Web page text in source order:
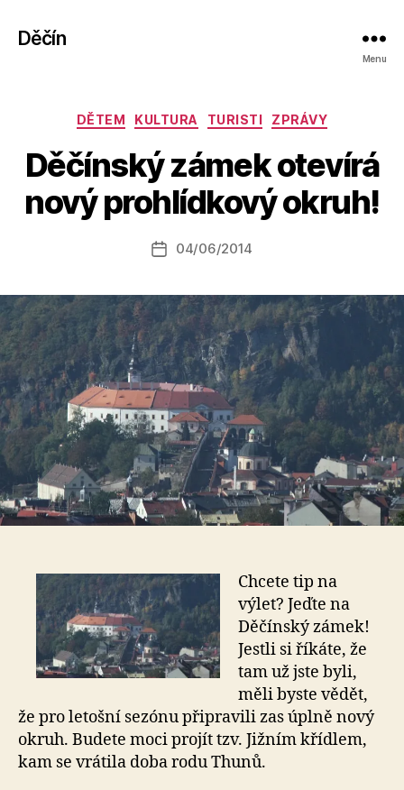
Děčín
Menu
Rubriky
DĚTEM KULTURA TURISTI ZPRÁVY
Děčínský zámek otevírá
nový prohlídkový okruh!
Autor
příspěvku
u
o
a
s
o
Datum
04/06/2014
Chcete tip na
výlet? Jeďte na
Děčínský zámek!
Jestli si říkáte, že
tam už jste byli,
měli byste vědět,
že pro letošní sezónu připravili zas úplně nový
okruh. Budete moci projít tzv. Jižním křídlem,
kam se vrátila doba rodu Thunů.